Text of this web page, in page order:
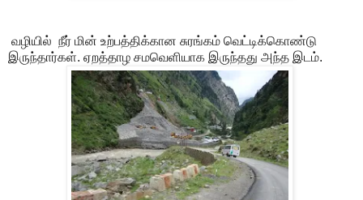
வழியில் நீர் மின் உற்பத்திக்கான சுரங்கம் வெட்டிக்கொண்டு
இருந்தார்கள். ஏறத்தாழ சமவெளியாக இருந்தது அந்த இடம்.